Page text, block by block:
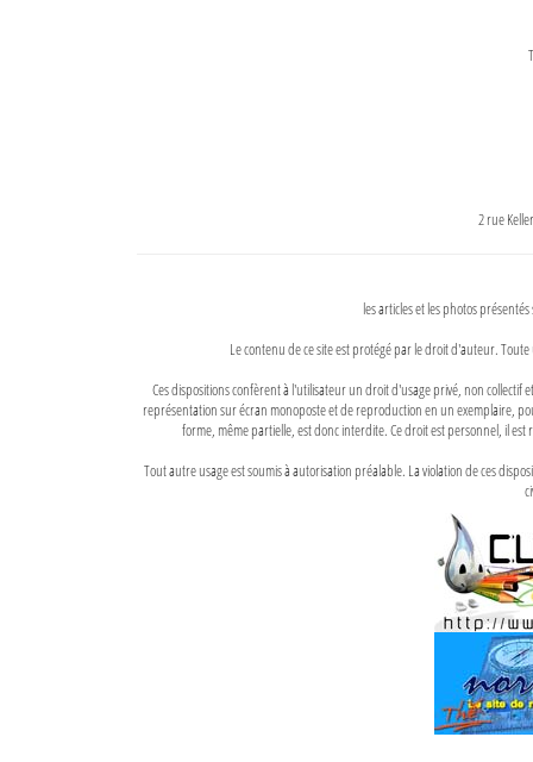
2 rue
les articles et les photos
Le contenu de ce site est protégé par le droit d'auteur.
Ces dispositions confèrent à l'utilisateur un droit d'usage privé, non
représentation sur écran monoposte et de reproduction en un exemplaire,
forme, même partielle, est donc interdite. Ce droit est personnel, il
Tout autre usage est soumis à autorisation préalable. La violation de ces